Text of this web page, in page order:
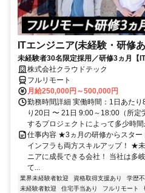
ITエンジニア(未経験・研修
未経験者30名限定採用／研修3ヵ月【IT
株式会社クラウドテック
フルリモート
月給250,000円～500,000円
勤務時間詳細 実働時間：1日あた
り20日 〜 21日 9:00～18:00（所
するプロジェクトによって多少時
仕事内容 ★3ヵ月の研修からスタ
インフラも両方スキルアップ！ ★
ニアに成長できる会社！ 当社は多
て...
業界未経験者歓迎 資格取得支援あり 学歴
未経験者歓迎
住宅手当あり フルリモート